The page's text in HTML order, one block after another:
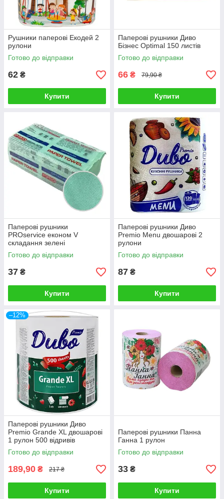
Рушники паперові Екодей 2
рулони
Готово до відправки
62 ₴
Купити
Паперові рушники Диво
Бізнес Optimal 150 листів
Готово до відправки
66 ₴ 79,90 ₴
Купити
Паперові рушники
PROservice економ V
складання зелені
макулатурні 160 штук
Готово до відправки
37 ₴
Купити
Паперові рушники Диво
Premio Menu двошарові 2
рулони
Готово до відправки
87 ₴
Купити
–12%
Паперові рушники Диво
Premio Grande XL двошарові
1 рулон 500 відривів
Готово до відправки
189,90 ₴ 217 ₴
Купити
Паперові рушники Панна
Ганна 1 рулон
Готово до відправки
33 ₴
Купити